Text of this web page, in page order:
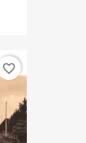
favorite_border